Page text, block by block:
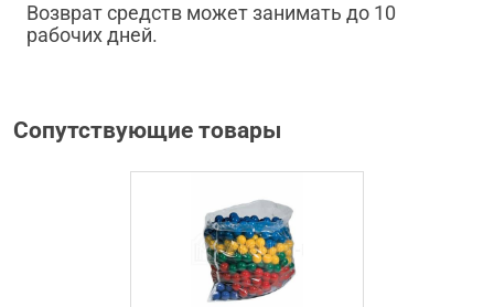
Возврат средств может занимать до 10
рабочих дней.
Сопутствующие товары